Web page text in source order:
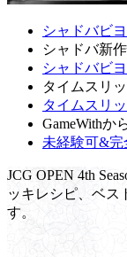
シャドバビ
シャドバ新
シャドバビ
タイムスリ
タイムスリ
GameWithか
未経験可&完
JCG OPEN 4th
ッキレシピ、ベス
す。